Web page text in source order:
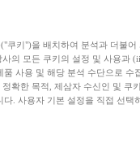
쿠키")을 배치하여 분석과 더불어
의 모든 쿠키의 설정 및 사용과
사용 및 해당 분석 수단으로 수
확한 목적, 제삼자 수신인 및 쿠
다. 사용자 기본 설정을 직접 선택